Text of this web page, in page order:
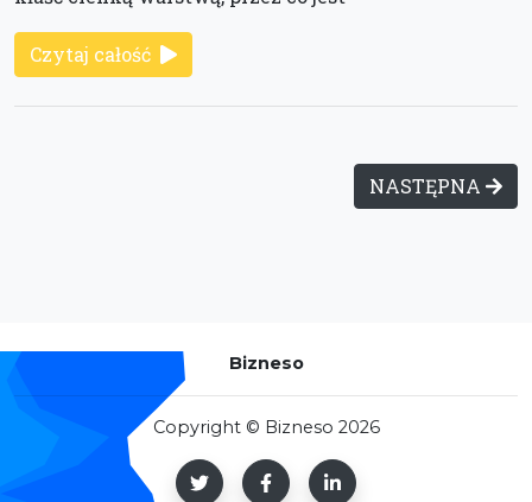
Czytaj całość
NASTĘPNA
Bizneso
Copyright © Bizneso 2026